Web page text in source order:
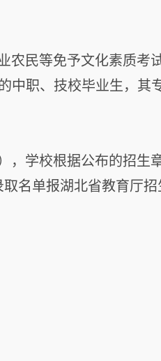
农民等免予文化素质
职、技校毕业生，其
，学校根据公布的招
名单报湖北省教育厅招